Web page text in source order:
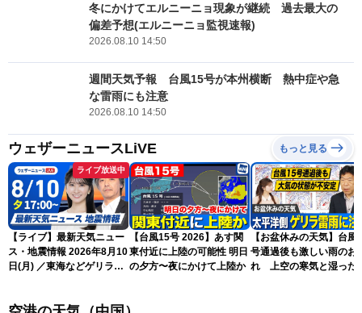
冬にかけてエルニーニョ現象が継続 過去最大の
偏差予想(エルニーニョ監視速報)
2026.08.10 14:50
週間天気予報 台風15号が本州横断 熱中症や急
な雷雨にも注意
2026.08.10 14:50
ウェザーニュースLiVE もっと見る
ライブ放送中
【ライブ】最新天気ニュー
ス・地震情報 2026年8月10
日(月) ／東海などゲリラ雷
ュースLiVEイブニング・駒
【台風15号 2026】あす関
東付近に上陸の可能性 明日
の夕方〜夜にかけて上陸か
【お盆休みの天気】台風
号通過後も激しい雨のお
れ 上空の寒気と湿った